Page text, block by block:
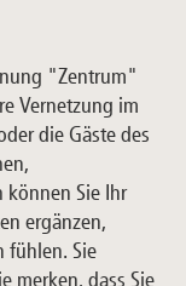
"Zentrum"
Vernetzung im
die Gäste des
können Sie Ihr
ergänzen,
fühlen. Sie
merken, dass Sie